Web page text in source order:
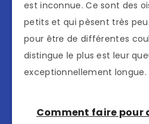
est inconnue. Ce sont des
petits et qui pèsent très
pour être de différentes
distingue le plus est leur
exceptionnellement longue.
Comment faire pour